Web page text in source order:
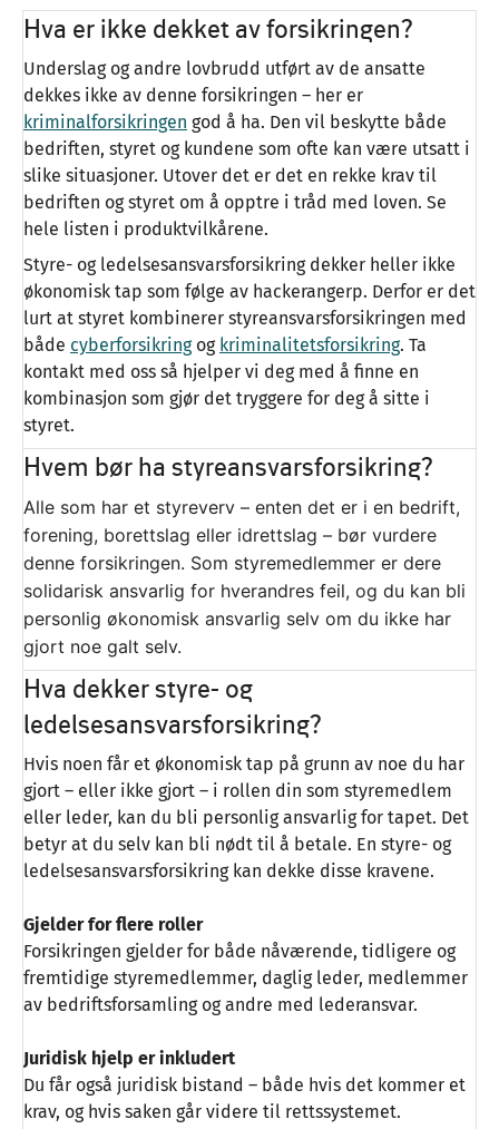
Hva er ikke dekket av forsikringen?
Underslag og andre lovbrudd utført av de ansatte
dekkes ikke av denne forsikringen – her er
kriminalforsikringen god å ha. Den vil beskytte både
bedriften, styret og kundene som ofte kan være utsatt i
slike situasjoner. Utover det er det en rekke krav til
bedriften og styret om å opptre i tråd med loven. Se
hele listen i produktvilkårene.
Styre- og ledelsesansvarsforsikring dekker heller ikke
økonomisk tap som følge av hackerangerp. Derfor er det
lurt at styret kombinerer styreansvarsforsikringen med
både cyberforsikringog kriminalitetsforsikring. Ta
kontakt med oss så hjelper vi deg med å finne en
kombinasjon som gjør det tryggere for deg å sitte i
styret.
Hvem bør ha styreansvarsforsikring?
Alle som har et styreverv – enten det er i en bedrift,
forening, borettslag eller idrettslag – bør vurdere
denne forsikringen. Som styremedlemmer er dere
solidarisk ansvarlig for hverandres feil, og du kan bli
personlig økonomisk ansvarlig selv om du ikke har
gjort noe galt selv.
Hva dekker styre- og
ledelsesansvarsforsikring?
Hvis noen får et økonomisk tap på grunn av noe du har
gjort – eller ikke gjort – i rollen din som styremedlem
eller leder, kan du bli personlig ansvarlig for tapet. Det
betyr at du selv kan bli nødt til å betale. En styre- og
ledelsesansvarsforsikring kan dekke disse kravene.
Gjelder for flere roller
Forsikringen gjelder for både nåværende, tidligere og
fremtidige styremedlemmer, daglig leder, medlemmer
av bedriftsforsamling og andre med lederansvar.
Juridisk hjelp er inkludert
Du får også juridisk bistand – både hvis det kommer et
krav, og hvis saken går videre til rettssystemet.